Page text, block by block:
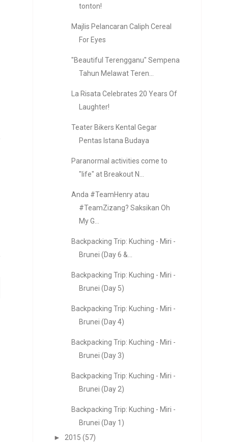
tonton!
Majlis Pelancaran Caliph Cereal
For Eyes
"Beautiful Terengganu" Sempena
Tahun Melawat Teren...
La Risata Celebrates 20 Years Of
Laughter!
Teater Bikers Kental Gegar
Pentas Istana Budaya
Paranormal activities come to
"life" at Breakout N...
Anda #TeamHenry atau
#TeamZizang? Saksikan Oh
My G...
Backpacking Trip: Kuching - Miri -
Brunei (Day 6 &...
Backpacking Trip: Kuching - Miri -
Brunei (Day 5)
Backpacking Trip: Kuching - Miri -
Brunei (Day 4)
Backpacking Trip: Kuching - Miri -
Brunei (Day 3)
Backpacking Trip: Kuching - Miri -
Brunei (Day 2)
Backpacking Trip: Kuching - Miri -
Brunei (Day 1)
► 2015 (57)